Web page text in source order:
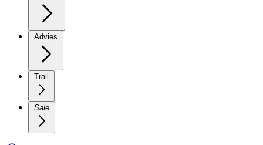
Advies
Trail
Sale